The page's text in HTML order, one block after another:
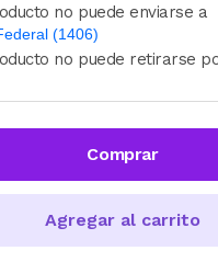
no puede enviarse a
(1406)
postal (sólo números)
CALCULAR
no puede retirarse
Comprar
Agregar al carrito